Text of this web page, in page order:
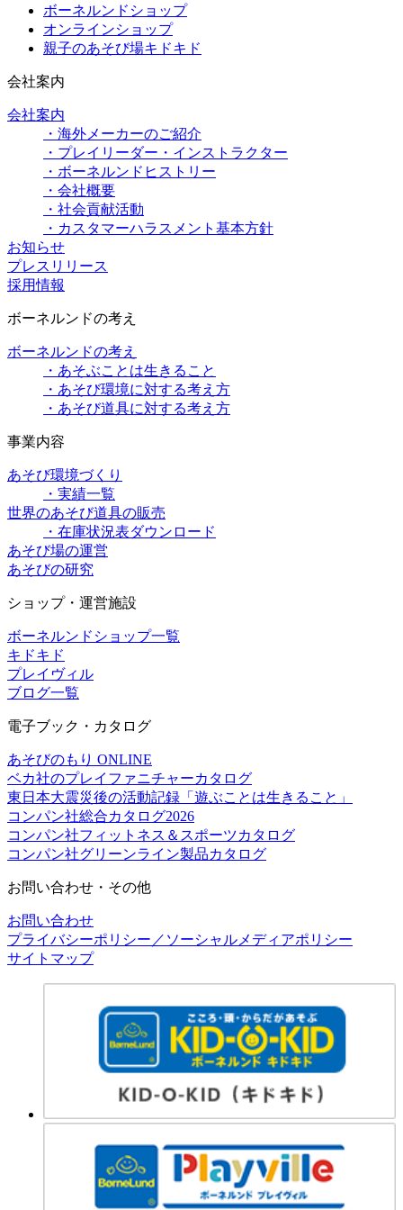
ボーネルンドショップ
オンラインショップ
親子のあそび場キドキド
会社案内
会社案内
・海外メーカーのご紹介
・プレイリーダー・インストラクター
・ボーネルンドヒストリー
・会社概要
・社会貢献活動
・カスタマーハラスメント基本方針
お知らせ
プレスリリース
採用情報
ボーネルンドの考え
ボーネルンドの考え
・あそぶことは生きること
・あそび環境に対する考え方
・あそび道具に対する考え方
事業内容
あそび環境づくり
・実績一覧
世界のあそび道具の販売
・在庫状況表ダウンロード
あそび場の運営
あそびの研究
ショップ・運営施設
ボーネルンドショップ一覧
キドキド
プレイヴィル
ブログ一覧
電子ブック・カタログ
あそびのもり ONLINE
ベカ社のプレイファニチャーカタログ
東日本大震災後の活動記録「遊ぶことは生きること」
コンパン社総合カタログ2026
コンパン社フィットネス＆スポーツカタログ
コンパン社グリーンライン製品カタログ
お問い合わせ・その他
お問い合わせ
プライバシーポリシー／ソーシャルメディアポリシー
サイトマップ